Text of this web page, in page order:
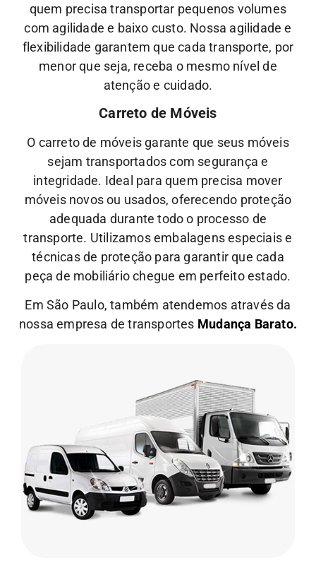
quem precisa transportar pequenos volumes
com agilidade e baixo custo. Nossa agilidade e
flexibilidade garantem que cada transporte, por
menor que seja, receba o mesmo nível de
atençãoe cuidado.
Carreto de Móveis
O carreto de móveis garante que seus móveis
sejam transportados com segurança e
integridade. Ideal para quem precisa mover
móveis novos ou usados, oferecendo proteção
adequada durante todo o processo de
transporte. Utilizamos embalagens especiais e
técnicas de proteção para garantir que cada
peça de mobiliário chegue em perfeito estado.
Em São Paulo, também atendemos através da
nossa empresa de transportes Mudança Barato.